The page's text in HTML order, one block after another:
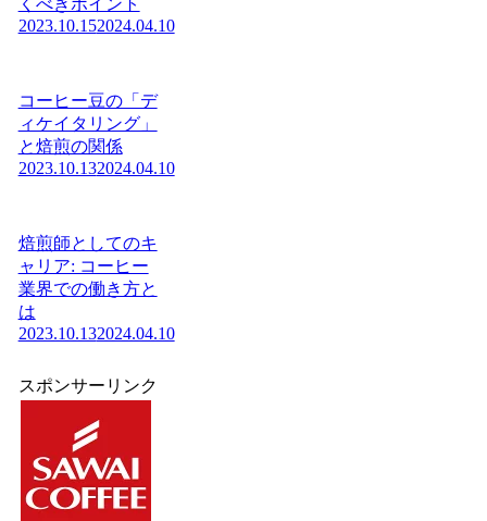
くべきポイント
2023.10.152024.04.10
コーヒー豆の「デ
ィケイタリング」
と焙煎の関係
2023.10.132024.04.10
焙煎師としてのキ
ャリア: コーヒー
業界での働き方と
は
2023.10.132024.04.10
スポンサーリンク